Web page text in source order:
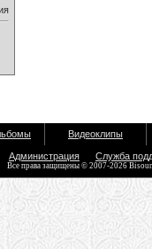
Видеоклипы
Администрация Служба
Все права защищены © 2007-2026